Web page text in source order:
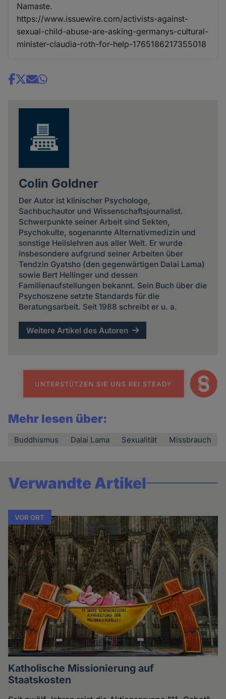
Namaste.
https://www.issuewire.com/activists-against-
sexual-child-abuse-are-asking-germanys-cultural-
minister-claudia-roth-for-help-1765186217355018
Share
Colin Goldner
Der Autor ist klinischer Psychologe,
Sachbuchautor und Wissenschaftsjournalist.
Schwerpunkte seiner Arbeit sind Sekten,
Psychokulte, sogenannte Alternativmedizin und
sonstige Heilslehren aus aller Welt. Er wurde
insbesondere aufgrund seiner Arbeiten über
Tendzin Gyatsho (den gegenwärtigen Dalai Lama)
sowie Bert Hellinger und dessen
Familienaufstellungen bekannt. Sein Buch über die
Psychoszene setzte Standards für die
Beratungsarbeit. Seit 1988 schreibt er u. a.
Weitere Artikel des Autoren
Mehr lesen über:
Buddhismus Dalai Lama Sexualität Missbrauch
Verwandte Artikel
VOR ORT
Katholische Missionierung auf
Staatskosten